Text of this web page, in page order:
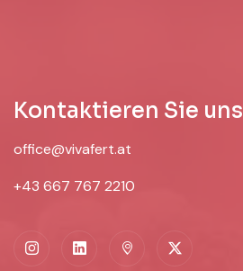
Kontaktieren Sie uns
office@vivafert.at
+43 667 767 2210